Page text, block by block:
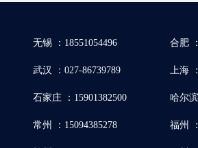
无锡 ：18551054496 合肥
武汉 ：027-86739789 上海
石家庄 ：15901382500 哈尔
常州 ：15094385278 福州